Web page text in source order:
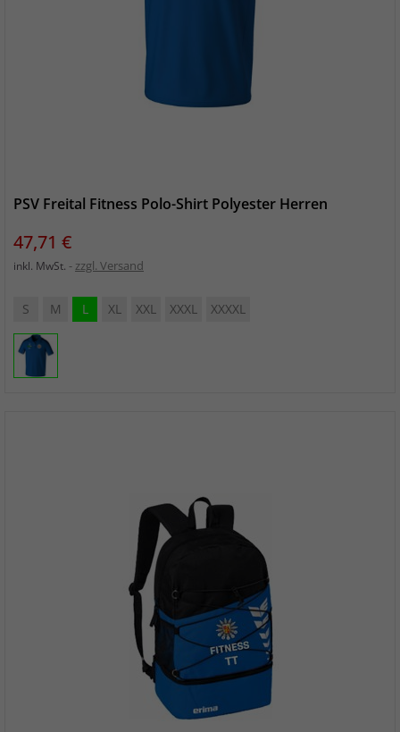
PSV Freital Fitness Polo-Shirt Polyester Herren
Preis
47,71 €
inkl. MwSt. zzgl. Versand
S M L XL XXL XXXL XXXXL